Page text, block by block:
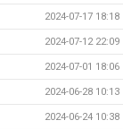
2024-07-17 18:18
2024-07-12 22:09
2024-07-01 18:06
2024-06-28 10:13
2024-06-24 10:38